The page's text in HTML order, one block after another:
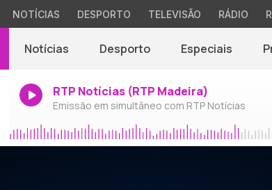
NOTÍCIAS DESPORTO TELEVISÃO RÁDIO
Notícias Desporto Especiais
RTP Notícias (RTP Madeira)
Emissão em simultâneo com RTP Notícias